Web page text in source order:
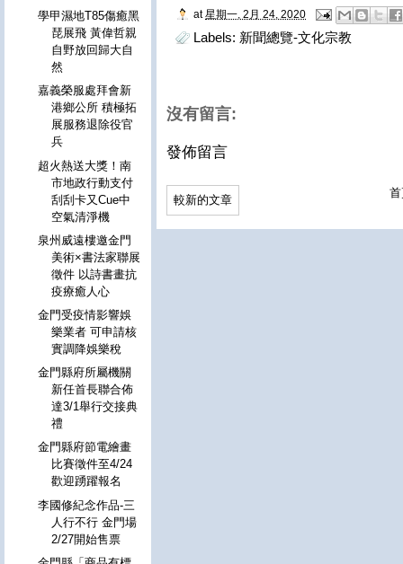
at 星期一, 2月 24, 2020
Labels: 新聞總覽-文化宗教
沒有留言:
發佈留言
較新的文章
學甲濕地T85傷癒黑
琵展飛 黃偉哲親
自野放回歸大自
然
嘉義榮服處拜會新
港鄉公所 積極拓
展服務退除役官
兵
超火熱送大獎！南
市地政行動支付
刮刮卡又Cue中
空氣清淨機
泉州威遠樓邀金門
美術×書法家聯展
徵件 以詩書畫抗
疫療癒人心
金門受疫情影響娛
樂業者 可申請核
實調降娛樂稅
金門縣府所屬機關
新任首長聯合佈
達3/1舉行交接典
禮
金門縣府節電繪畫
比賽徵件至4/24
歡迎踴躍報名
李國修紀念作品-三
人行不行 金門場
2/27開始售票